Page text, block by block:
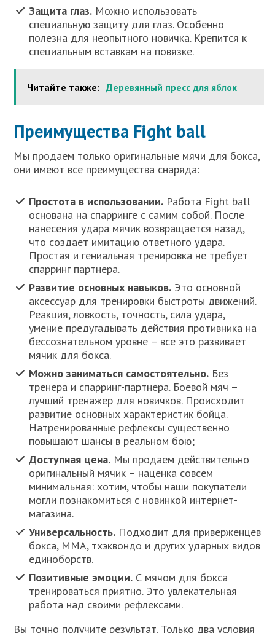
Защита глаз. Можно использовать
специальную защиту для глаз. Особенно
полезна для неопытного новичка. Крепится к
специальным вставкам на повязке.
Читайте также: Деревянный пресс для яблок
Преимущества Fight ball
Мы продаем только оригинальные мячи для бокса,
они имеют все преимущества снаряда:
Простота в использовании. Работа Fight ball
основана на спарринге с самим собой. После
нанесения удара мячик возвращается назад,
что создает имитацию ответного удара.
Простая и гениальная тренировка не требует
спарринг партнера.
Развитие основных навыков. Это основной
аксессуар для тренировки быстроты движений.
Реакция, ловкость, точность, сила удара,
умение предугадывать действия противника на
бессознательном уровне – все это развивает
мячик для бокса.
Можно заниматься самостоятельно. Без
тренера и спарринг-партнера. Боевой мяч –
лучший тренажер для новичков. Происходит
развитие основных характеристик бойца.
Натренированные рефлексы существенно
повышают шансы в реальном бою;
Доступная цена. Мы продаем действительно
оригинальный мячик – наценка совсем
минимальная: хотим, чтобы наши покупатели
могли познакомиться с новинкой интернет-
магазина.
Универсальность. Подходит для приверженцев
бокса, ММА, тхэквондо и других ударных видов
единоборств.
Позитивные эмоции. С мячом для бокса
тренироваться приятно. Это увлекательная
работа над своими рефлексами.
Вы точно получите результат. Только два условия